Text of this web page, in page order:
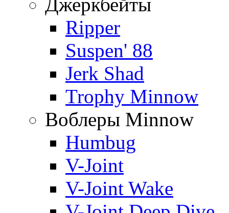
Ripper
Suspen' 88
Jerk Shad
Trophy Minnow
Воблеры Minnow
Humbug
V-Joint
V-Joint Wake